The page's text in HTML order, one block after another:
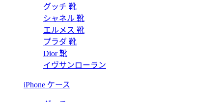
グッチ 靴
シャネル 靴
エルメス 靴
プラダ 靴
Dior 靴
イヴサンローラン
iPhone ケース